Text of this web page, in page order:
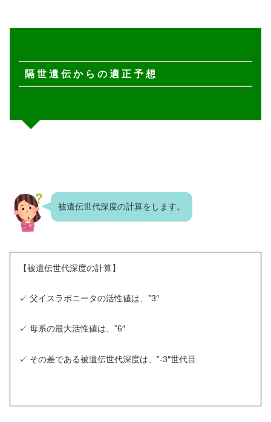
隔 世 遺 伝 か ら の 適 正 予 想
被遺伝世代深度の計算をします。
【被遺伝世代深度の計算】
✓ 父イスラボニータの活性値は、”3″
✓ 母系の最大活性値は、”6″
✓ その差である被遺伝世代深度は、”-3″世代目